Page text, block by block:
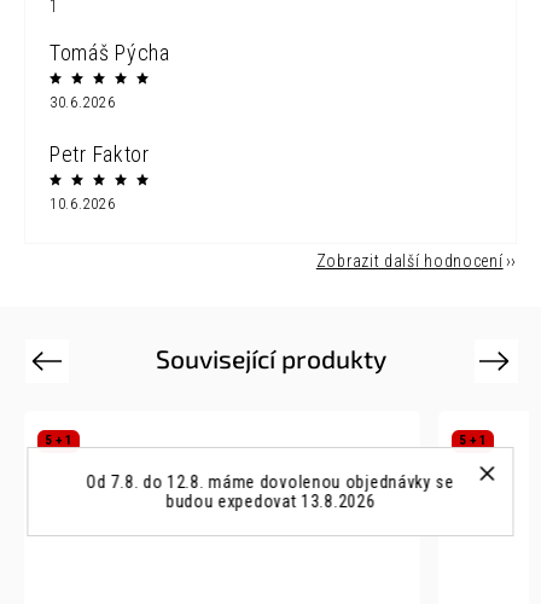
Od 7.8. do 12.8. máme dovolenou objednávky se
budou expedovat 13.8.2026
1
Tomáš Pýcha
30.6.2026
Petr Faktor
10.6.2026
Zobrazit další hodnocení
Související produkty
Previous
5 + 1 5 + 1
Next